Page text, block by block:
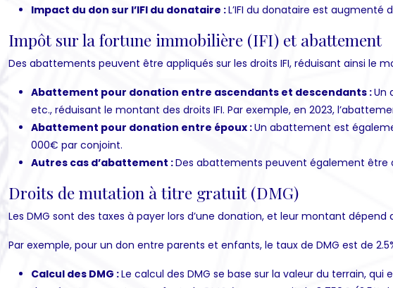
Impact du don sur l’IFI du donataire :L’IFI du donataire est
Impôt sur la fortune immobilière (IFI) et abattement
Des abattements peuvent être appliqués sur les droits IFI, réduisant ainsi le
Abattement pour donation entre ascendants et descendants :Un
etc., réduisant le montant des droits IFI. Par exemple, en 2023,
Abattement pour donation entre époux :Un abattement est
000€ par conjoint.
Autres cas d’abattement :Des abattements peuvent également être
Droits de mutation à titre gratuit (DMG)
Les DMG sont des taxes à payer lors d’une donation, et leur montant
Par exemple, pour un don entre parents et enfants, le taux de DMG est de
Calcul des DMG :Le calcul des DMG se base sur la valeur du terrain,